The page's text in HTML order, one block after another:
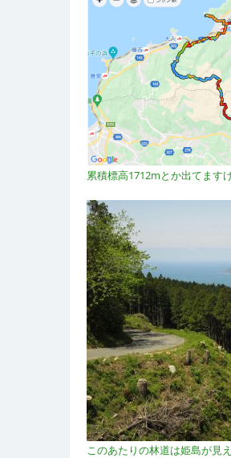
累積標高1712mとか出てます
このあたりの林道は姫島が見